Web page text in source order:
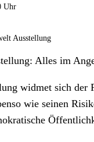
Uhr
Ausstellung
Alles im
widmet sich der
wie seinen